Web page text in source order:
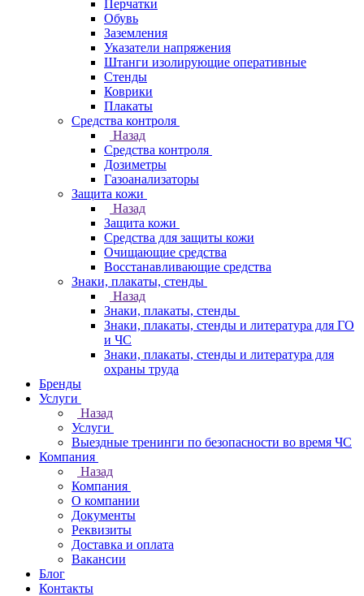
Перчатки
Обувь
Заземления
Указатели напряжения
Штанги изолирующие оперативные
Стенды
Коврики
Плакаты
Средства контроля
Назад
Средства контроля
Дозиметры
Газоанализаторы
Защита кожи
Назад
Защита кожи
Средства для защиты кожи
Очищающие средства
Восстанавливающие средства
Знаки, плакаты, стенды
Назад
Знаки, плакаты, стенды
Знаки, плакаты, стенды и литература для ГО
и ЧС
Знаки, плакаты, стенды и литература для
охраны труда
Бренды
Услуги
Назад
Услуги
Выездные тренинги по безопасности во время ЧС
Компания
Назад
Компания
О компании
Документы
Реквизиты
Доставка и оплата
Вакансии
Блог
Контакты